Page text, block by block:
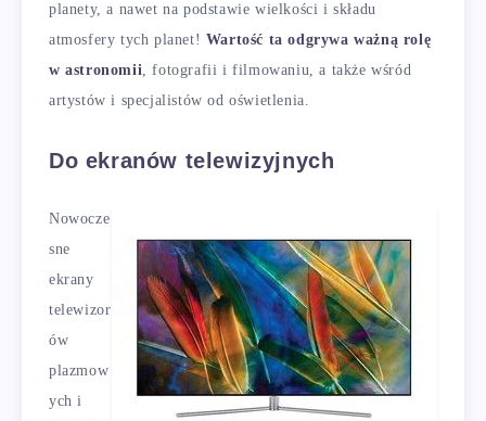
planety, a nawet na podstawie wielkości i składu
atmosfery tych planet! Wartość ta odgrywa ważną rolę
w astronomii, fotografii i filmowaniu, a także wśród
artystów i specjalistów od oświetlenia.
Do ekranów telewizyjnych
Nowocze
sne
ekrany
telewizor
ów
plazmow
ych i